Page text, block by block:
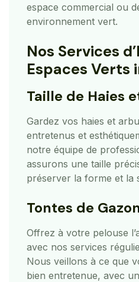
espace commercial ou
environnement vert.
Nos Services
Espaces Verts
Taille de Haies
Gardez vos haies et
entretenus et
notre équipe de
assurons une taille
préserver la forme et la
Tontes de
Offrez à votre pelouse
avec nos services
Nous veillons à ce que
bien entretenue, avec